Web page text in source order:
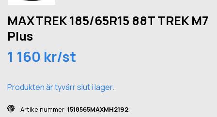
MAXTREK 185/65R15 88T TREK M7
Plus
1 160 kr/st
Produkten är tyvärr slut i lager.
Artikelnummer: 1518565MAXMH2192